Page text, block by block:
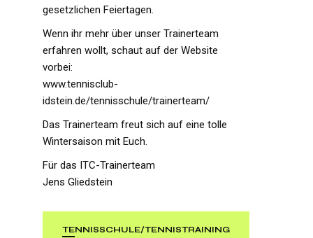
gesetzlichen Feiertagen.
Wenn ihr mehr über unser Trainerteam
erfahren wollt, schaut auf der Website
vorbei:
www.tennisclub-
idstein.de/tennisschule/trainerteam/
Das Trainerteam freut sich auf eine tolle
Wintersaison mit Euch.
Für das ITC-Trainerteam
Jens Gliedstein
TENNISSCHULE/TENNISTRAINING